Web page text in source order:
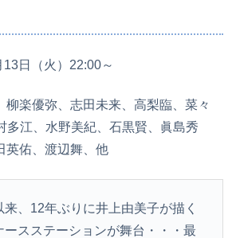
日（火）22:00～
柳楽優弥、志田未来、高梨臨、菜々
多江、水野美紀、石黒賢、眞島秀
英佑、渡辺舞、他
来、12年ぶりに井上由美子が描く
ースステーションが舞台・・・最